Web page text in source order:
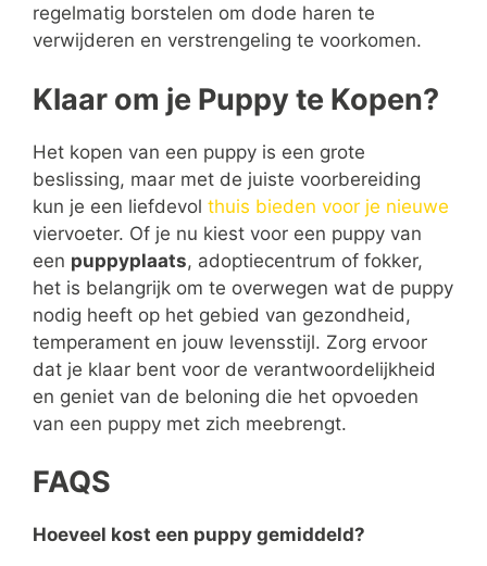
regelmatig borstelen om dode haren te
verwijderen en verstrengeling te voorkomen.
Klaar om je Puppy te Kopen?
Het kopen van een puppy is een grote
beslissing, maar met de juiste voorbereiding
kun je een liefdevol thuis bieden voor je nieuwe
viervoeter. Of je nu kiest voor een puppy van
een puppyplaats, adoptiecentrum of fokker,
het is belangrijk om te overwegen wat de puppy
nodig heeft op het gebied van gezondheid,
temperament en jouw levensstijl. Zorg ervoor
dat je klaar bent voor de verantwoordelijkheid
en geniet van de beloning die het opvoeden
van een puppy met zich meebrengt.
FAQS
Hoeveel kost een puppy gemiddeld?